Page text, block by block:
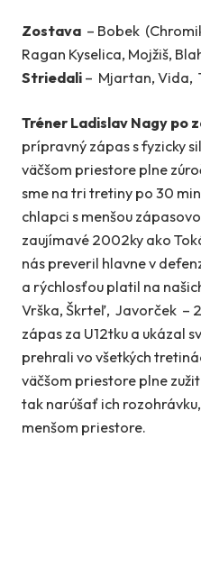
Zostava – Bobek
Ragan Kyselica,
Striedali – Mjartan, Vida,
Tréner Ladislav Nagy po
prípravný zápas s fyzicky
väčšom priestore plne
sme na tri tretiny po 30
chlapci s menšou
zaujímavé 2002ky ako
nás preveril hlavne v
a rýchlosťou platil na
Vrška, Škrteľ, Javorček –
zápas za U12tku a ukázal
prehrali vo všetkých
väčšom priestore plne
tak narúšať ich
menšom priestore.